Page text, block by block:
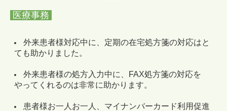
医療事務
外来患者様対応中に、定期の在宅処方箋の対応はと
ても助かりました。
外来患者様の処方入力中に、FAX処方箋の対応を
やってくれるのは非常に助かります。
患者様お一人お一人、マイナンバーカード利用促進